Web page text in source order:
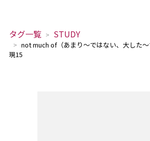
タグ一覧 STUDY
not much of（あまり～ではない、大した
現15